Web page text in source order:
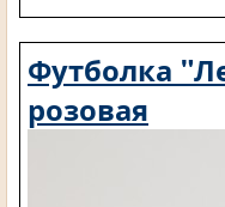
Футболка
розовая